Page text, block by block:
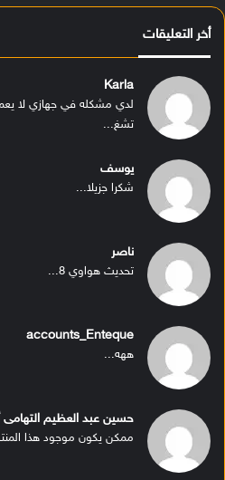
أخر التعليقات
Karla
لدي مشكله في جهازي لا
تشغ...
يوسف
شكرا جزيلا...
ناصر
تحديث هواوي 8...
accounts_Enteque
ههه...
حسين عبد العظيم التهامى
ممكن يكون موجود هذا